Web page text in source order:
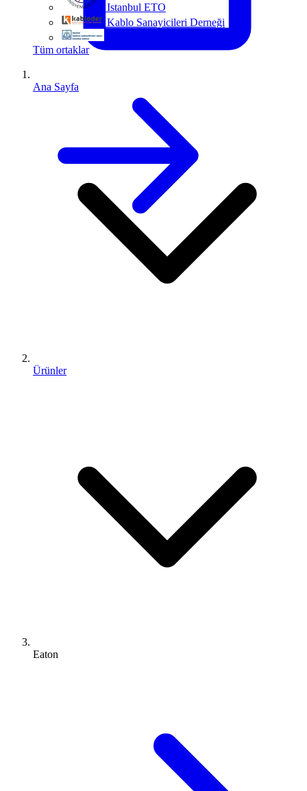
Istanbul ETO
Kablo Sanayicileri Derneği
Tüm ortaklar
Ana Sayfa
Ürünler
Eaton